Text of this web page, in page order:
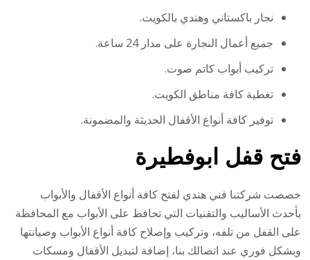
نجار باكستاني وهندي بالكويت.
جميع أعمال النجارة على مدار 24 ساعة.
تركيب أبواب كاتم صوت.
تغطية كافة مناطق الكويت.
توفير كافة أنواع الأقفال الحديثة والمضمونة.
فتح قفل ابوفطيرة
خصصت شركتنا فني هندي لفتح كافة أنواع الأقفال والأبواب
بأحدث الأساليب والتقنيات التي تحافظ على الأبواب مع المحافظة
على القفل من تلفه، وتركيب وإصلاح كافة أنواع الأبواب وصيانتها
وبشكل فوري عند اتصالك بنا، إضافة لتبديل الأقفال ومسكات